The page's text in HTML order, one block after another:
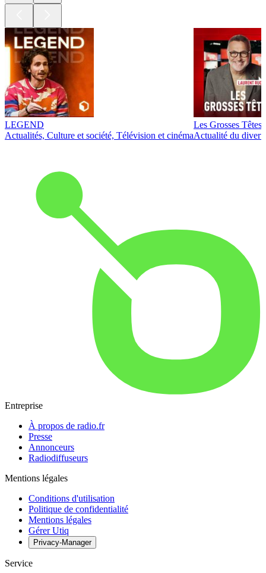
LEGEND
Actualités, Culture et société, Télévision et cinéma
Les Grosses Têtes
Actualité du
Entreprise
À propos de radio.fr
Presse
Annonceurs
Radiodiffuseurs
Mentions légales
Conditions d'utilisation
Politique de confidentialité
Mentions légales
Gérer Utiq
Privacy-Manager
Service